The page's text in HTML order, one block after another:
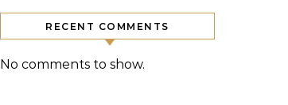
RECENT COMMENTS
No comments to show.